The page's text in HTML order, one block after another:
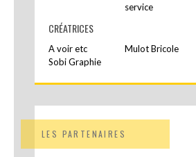
service
CRÉATRICES
A voir etc
Mulot Bricole
Sobi Graphie
LES PARTENAIRES